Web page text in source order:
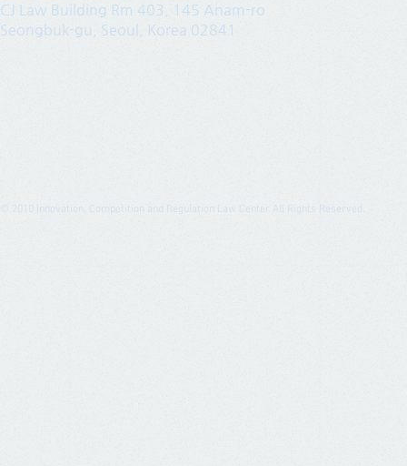
CJ Law Building Rm 403, 145 Anam-ro
Seongbuk-gu, Seoul, Korea 02841
© 2010 Innovation, Competition and Regulation Law Center All Rights Reserved.